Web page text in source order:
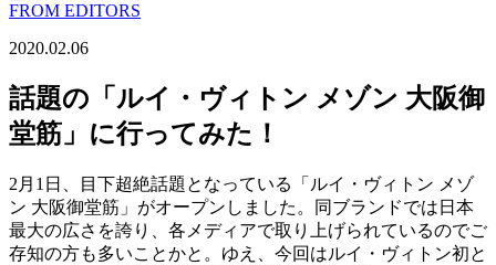
FROM EDITORS
2020.02.06
話題の「ルイ・ヴィトン メゾン 大阪御
堂筋」に行ってみた！
2月1日、目下超絶話題となっている「ルイ・ヴィトン メゾ
ン 大阪御堂筋」がオープンしました。同ブランドでは日本
最大の広さを誇り、各メディアで取り上げられているのでご
存知の方も多いことかと。ゆえ、今回はルイ・ヴィトン初と